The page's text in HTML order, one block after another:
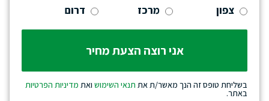
צפון
מרכז דרום
בשליחת טופס זה הנך מאשר/ת את תנאי השימוש ואת מדיניות הפרטיות
באתר.